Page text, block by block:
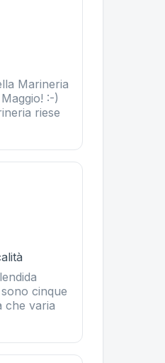
Marineria
:-)
riese
cinque
che varia